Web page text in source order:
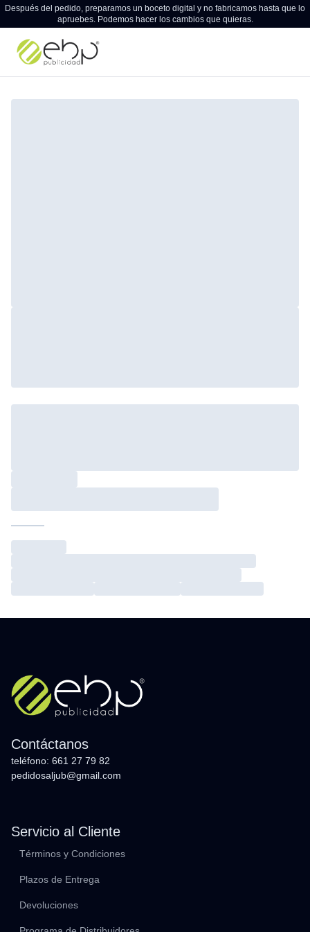
Después del pedido, preparamos un boceto digital y no fabricamos hasta que lo
apruebes. Podemos hacer los cambios que quieras.
Contáctanos
teléfono: 661 27 79 82
pedidosaljub@gmail.com
Servicio al Cliente
Términos y Condiciones
Plazos de Entrega
Devoluciones